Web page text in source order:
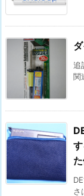
追
関
さ